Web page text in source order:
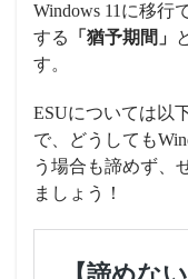
Windows 11に移行
する
「猶予期間」
す。
ESUについては以
で、どうしても
う場合も諦めず、
ましょう！